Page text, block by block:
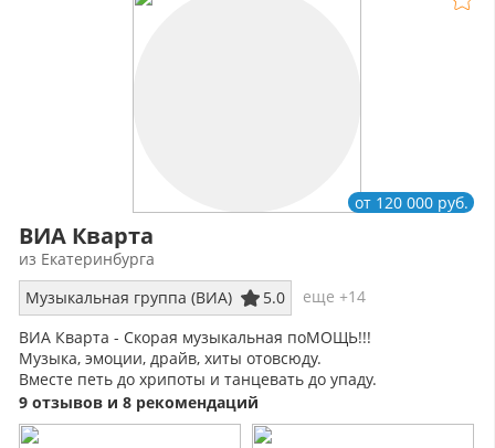
ВИА Кварта
от 120 000 руб.
из Екатеринбурга
Музыкальная группа (ВИА)
5.0
еще +14
ВИА Кварта - Скорая музыкальная поМОЩЬ!!!
Музыка, эмоции, драйв, хиты отовсюду.
Вместе петь до хрипоты и танцевать до упаду.
Всё что можем МЫ преподнести. Всё что понадобится Вам
9 отзывов и 8 рекомендаций